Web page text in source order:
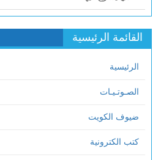
القائمة الرئيسية
الرئيسية
الصـوتـيـات
ضيوف الكويت
كتب الكترونية